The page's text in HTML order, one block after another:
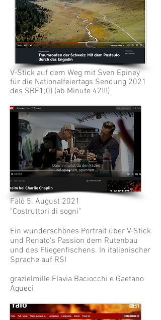
V-Stick auf dem Weg mit Sven Epiney
für die Nationalfeiertags Sendung 2021
des SRF1;0) (ab Minute 42!!!)
Falò 5. August 2021
"Costruttori di sogni"
Ein wunderschönes Portrait über V-Stick
und Renato's Passion dem Rutenbau
und des Fliegenfischens. In italienischer
Sprache auf RSI
grazielmille Flavia Baciocchi e Gaetano
Agueci